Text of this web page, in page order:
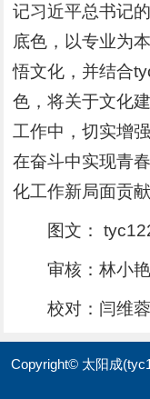
记习近平总书记
底色，以专业为
悟文化，并结合
色，将关于文化
工作中，切实增
在奋斗中实现青
化工作新局面贡
图文：
审核：林小
校对：闫维蓉
Copyright© 太阳成